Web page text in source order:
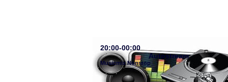
20:00-00:00
Autostream
Musicmix Nonstop